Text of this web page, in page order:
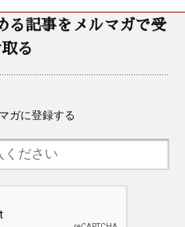
る記事をメルマガで受
る
ガに登録する